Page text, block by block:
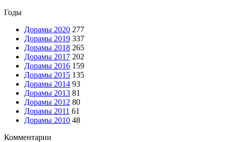
Годы
Дорамы 2020 277
Дорамы 2019 337
Дорамы 2018 265
Дорамы 2017 202
Дорамы 2016 159
Дорамы 2015 135
Дорамы 2014 93
Дорамы 2013 81
Дорамы 2012 80
Дорамы 2011 61
Дорамы 2010 48
Комментарии